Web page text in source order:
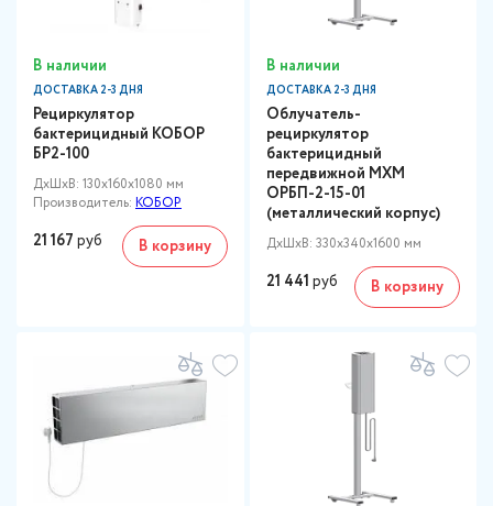
В наличии
ДОСТАВКА 2-3 ДНЯ
Рециркулятор
бактерицидный КОБОР
БР2-100
ДxШxВ: 130x160x1080 мм
Производитель: КОБОР
21 167 руб В корзину
В наличии
ДОСТАВКА 2-3 ДНЯ
Облучатель-
рециркулятор
бактерицидный
передвижной МХМ
ОРБП-2-15-01
(металлический корпус)
ДxШxВ: 330x340x1600 мм
21 441 руб В корзину